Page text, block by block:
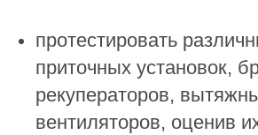
протестировать
приточных установок,
рекуператоров,
вентиляторов, оценив